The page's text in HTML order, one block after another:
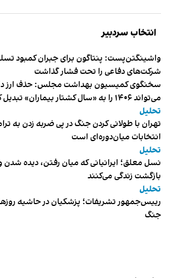
انتخاب سردبیر
واشینگتن‌پست: پنتاگون برای جبران کمبود
شرکت‌های دفاعی را تحت فشار گذاشت
سخنگوی کمیسیون بهداشت مجلس: حذف ارز
می‌تواند ۱۴۰۶ را به «سال کشتار بیماران» تبدیل کند
تحلیل
تهران با طولانی کردن جنگ در پی ضربه زدن به
انتخابات میان‌دوره‌ای است
تحلیل
نسل معلق؛ ایرانیانی که میان رفتن، دیده شدن
بازگشت زندگی می‌کنند
تحلیل
رییس‌جمهور تشریفات؛ پزشکیان در حاشیه
جنگ